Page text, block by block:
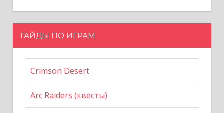
ГАЙДЫ ПО ИГРАМ
Crimson Desert
Arc Raiders (квесты)